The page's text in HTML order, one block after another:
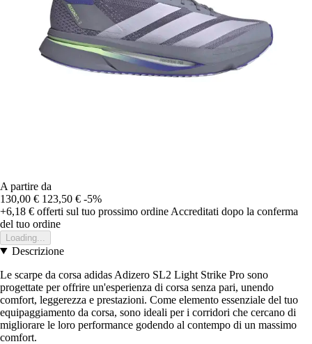
A partire da
130,00 € 123,50 € -5%
+6,18 € offerti sul tuo prossimo ordine Accreditati dopo la conferma
del tuo ordine
Loading...
Descrizione
Le scarpe da corsa adidas Adizero SL2 Light Strike Pro sono
progettate per offrire un'esperienza di corsa senza pari, unendo
comfort, leggerezza e prestazioni. Come elemento essenziale del tuo
equipaggiamento da corsa, sono ideali per i corridori che cercano di
migliorare le loro performance godendo al contempo di un massimo
comfort.